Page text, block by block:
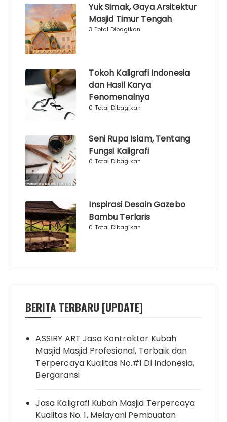
Yuk Simak, Gaya Arsitektur
Masjid Timur Tengah
3 Total Dibagikan
Tokoh Kaligrafi Indonesia
dan Hasil Karya
Fenomenalnya
0 Total Dibagikan
Seni Rupa Islam, Tentang
Fungsi Kaligrafi
0 Total Dibagikan
Inspirasi Desain Gazebo
Bambu Terlaris
0 Total Dibagikan
BERITA TERBARU [UPDATE]
ASSIRY ART Jasa Kontraktor Kubah
Masjid Masjid Profesional, Terbaik dan
Terpercaya Kualitas No.#1 Di Indonesia,
Bergaransi
Jasa Kaligrafi Kubah Masjid Terpercaya
Kualitas No. 1, Melayani Pembuatan